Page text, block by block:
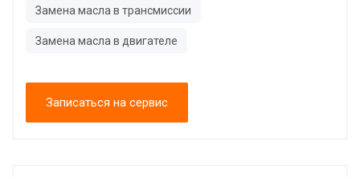
Замена масла в трансмиссии
Замена масла в двигателе
Записаться на сервис